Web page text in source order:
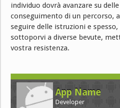
individuo dovrà avanzare su
conseguimento di un percorso,
seguire delle istruzioni e
sottoporvi a diverse bevute,
vostra resistenza.
App Name
Developer